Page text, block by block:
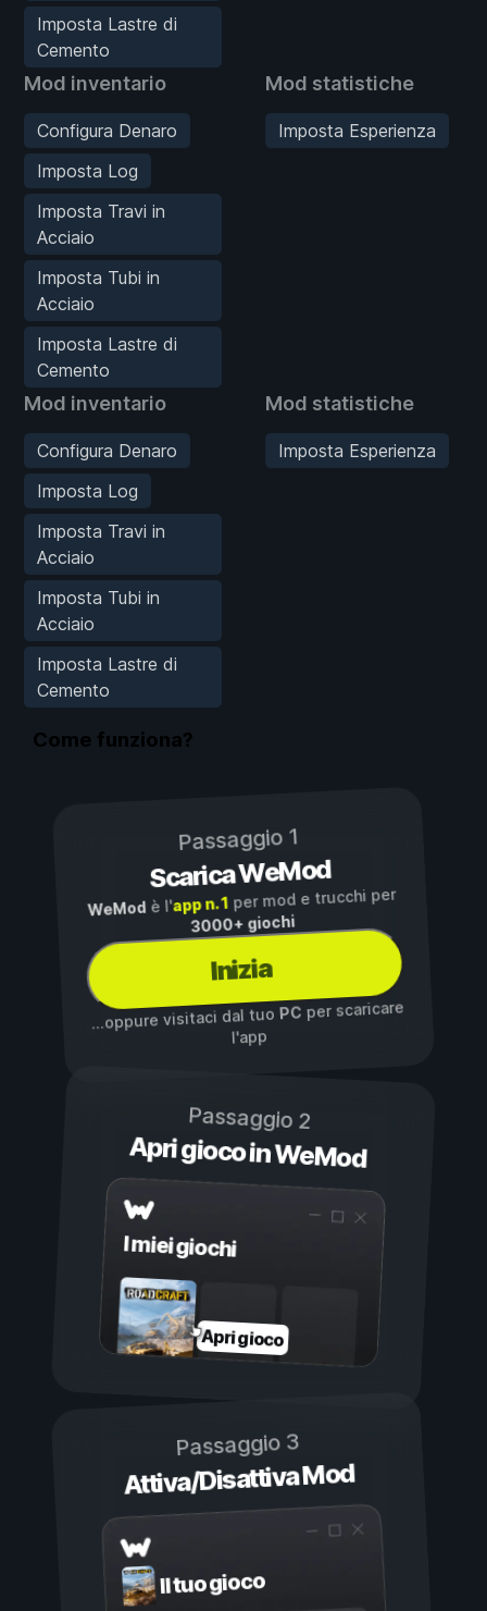
Imposta Lastre di
Cemento
Mod inventario
Configura Denaro
Imposta Log
Imposta Travi in
Acciaio
Imposta Tubi in
Acciaio
Imposta Lastre di
Cemento
Mod statistiche
Imposta Esperienza
Mod inventario
Configura Denaro
Imposta Log
Imposta Travi in
Acciaio
Imposta Tubi in
Acciaio
Imposta Lastre di
Cemento
Mod statistiche
Imposta Esperienza
Come funziona?
Passaggio 1
Scarica WeMod
WeMod è l'app n. 1per mod e trucchi per
3000+ giochi
Inizia
...oppure visitaci dal tuoPC per scaricare
l'app
Passaggio 2
Apri gioco in WeMod
I miei giochi
Apri gioco
Passaggio 3
Attiva/Disattiva Mod
Il tuo gioco